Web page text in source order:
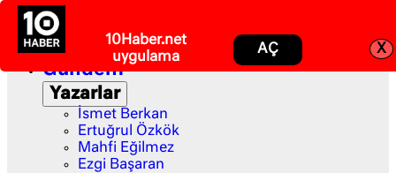
Gündem
Yazarlar
İsmet Berkan
Ertuğrul Özkök
Mahfi Eğilmez
Ezgi Başaran